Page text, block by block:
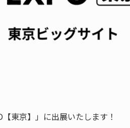
東京】」に出展いたします！